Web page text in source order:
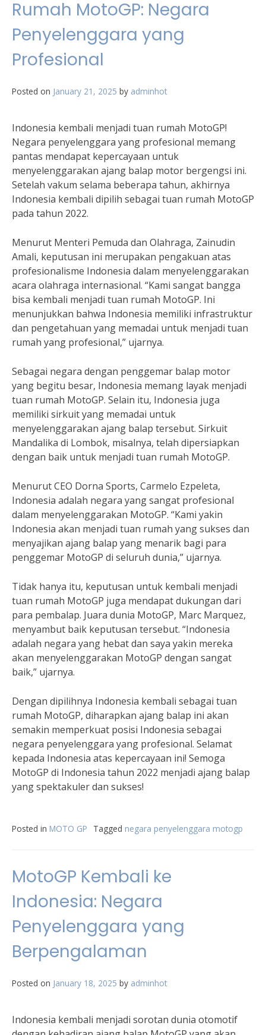
Rumah MotoGP: Negara
Penyelenggara yang
Profesional
Posted on January 21, 2025 by adminhot
Indonesia kembali menjadi tuan rumah MotoGP!
Negara penyelenggara yang profesional memang
pantas mendapat kepercayaan untuk
menyelenggarakan ajang balap motor bergengsi ini.
Setelah vakum selama beberapa tahun, akhirnya
Indonesia kembali dipilih sebagai tuan rumah MotoGP
pada tahun 2022.
Menurut Menteri Pemuda dan Olahraga, Zainudin
Amali, keputusan ini merupakan pengakuan atas
profesionalisme Indonesia dalam menyelenggarakan
acara olahraga internasional. “Kami sangat bangga
bisa kembali menjadi tuan rumah MotoGP. Ini
menunjukkan bahwa Indonesia memiliki infrastruktur
dan pengetahuan yang memadai untuk menjadi tuan
rumah yang profesional,” ujarnya.
Sebagai negara dengan penggemar balap motor
yang begitu besar, Indonesia memang layak menjadi
tuan rumah MotoGP. Selain itu, Indonesia juga
memiliki sirkuit yang memadai untuk
menyelenggarakan ajang balap tersebut. Sirkuit
Mandalika di Lombok, misalnya, telah dipersiapkan
dengan baik untuk menjadi tuan rumah MotoGP.
Menurut CEO Dorna Sports, Carmelo Ezpeleta,
Indonesia adalah negara yang sangat profesional
dalam menyelenggarakan MotoGP. “Kami yakin
Indonesia akan menjadi tuan rumah yang sukses dan
menyajikan ajang balap yang menarik bagi para
penggemar MotoGP di seluruh dunia,” ujarnya.
Tidak hanya itu, keputusan untuk kembali menjadi
tuan rumah MotoGP juga mendapat dukungan dari
para pembalap. Juara dunia MotoGP, Marc Marquez,
menyambut baik keputusan tersebut. “Indonesia
adalah negara yang hebat dan saya yakin mereka
akan menyelenggarakan MotoGP dengan sangat
baik,” ujarnya.
Dengan dipilihnya Indonesia kembali sebagai tuan
rumah MotoGP, diharapkan ajang balap ini akan
semakin memperkuat posisi Indonesia sebagai
negara penyelenggara yang profesional. Selamat
kepada Indonesia atas kepercayaan ini! Semoga
MotoGP di Indonesia tahun 2022 menjadi ajang balap
yang spektakuler dan sukses!
Posted in MOTO GP Tagged negara penyelenggara motogp
MotoGP Kembali ke
Indonesia: Negara
Penyelenggara yang
Berpengalaman
Posted on January 18, 2025 by adminhot
Indonesia kembali menjadi sorotan dunia otomotif